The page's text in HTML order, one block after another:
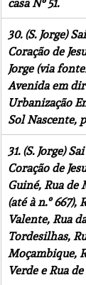
30. (S. Jorge)
Coração de
Jorge (via
Avenida em
Urbanização
Sol Nascente,
31. (S. Jorge)
Coração de
Guiné, Rua de
(até à n.º
Valente, Rua
Tordesilhas,
Moçambique,
Verde e Rua